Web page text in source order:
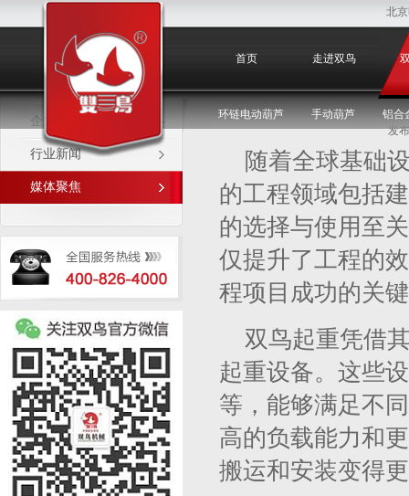
北
首页 走进双鸟
环链电动葫芦 手动葫芦 铝合
媒体聚焦
企业新闻
行业新闻
媒体聚焦
发
随着全球基础
的工程领域包括
的选择与使用至
仅提升了工程的
程项目成功的关
双鸟起重凭借
起重设备。这些
等，能够满足不
高的负载能力和
搬运和安装变得